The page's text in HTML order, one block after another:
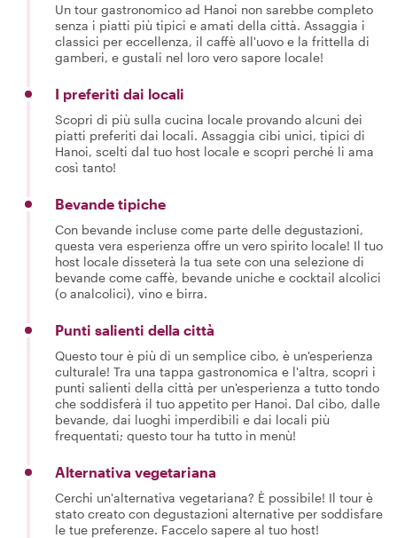
Un tour gastronomico ad Hanoi non sarebbe completo
senza i piatti più tipici e amati della città. Assaggia i
classici per eccellenza, il caffè all'uovo e la frittella di
gamberi, e gustali nel loro vero sapore locale!
I preferiti dai locali
Scopri di più sulla cucina locale provando alcuni dei
piatti preferiti dai locali. Assaggia cibi unici, tipici di
Hanoi, scelti dal tuo host locale e scopri perché li ama
così tanto!
Bevande tipiche
Con bevande incluse come parte delle degustazioni,
questa vera esperienza offre un vero spirito locale! Il tuo
host locale disseterà la tua sete con una selezione di
bevande come caffè, bevande uniche e cocktail alcolici
(o analcolici), vino e birra.
Punti salienti della città
Questo tour è più di un semplice cibo, è un'esperienza
culturale! Tra una tappa gastronomica e l'altra, scopri i
punti salienti della città per un'esperienza a tutto tondo
che soddisferà il tuo appetito per Hanoi. Dal cibo, dalle
bevande, dai luoghi imperdibili e dai locali più
frequentati; questo tour ha tutto in menù!
Alternativa vegetariana
Cerchi un'alternativa vegetariana? È possibile! Il tour è
stato creato con degustazioni alternative per soddisfare
le tue preferenze. Faccelo sapere al tuo host!